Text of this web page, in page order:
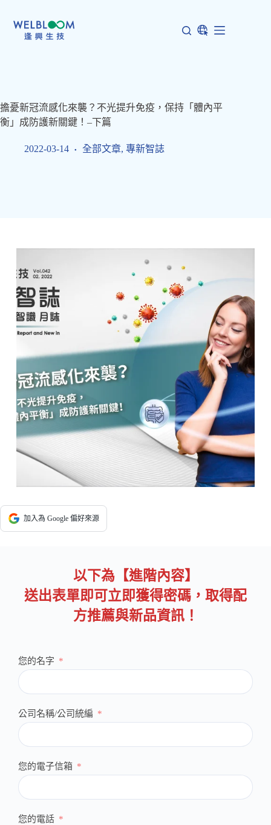
擔憂新冠流感化來襲？不光提升免疫，保持「體內平
衡」成防護新關鍵！–下篇
2022-03-14 全部文章, 專新智誌
加入為 Google 偏好來源
以下為【進階內容】
送出表單即可立即獲得密碼，取得配
方推薦與新品資訊！
您的名字
公司名稱/公司統編
您的電子信箱
您的電話